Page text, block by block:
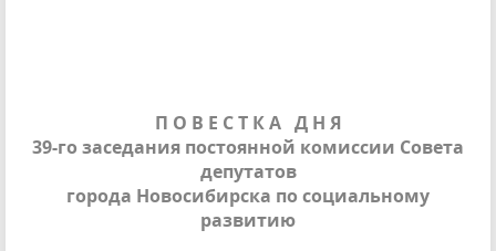
П О В Е С Т К АД Н Я
39-го заседания постоянной комиссии Совета
депутатов
города Новосибирска по социальному
развитию